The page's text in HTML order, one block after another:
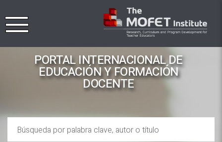
PORTAL INTERNACIONAL DE
EDUCACIÓN Y FORMACIÓN
DOCENTE